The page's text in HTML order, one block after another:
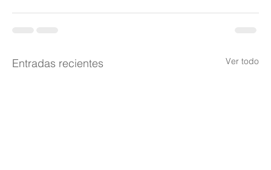
Entradas recientes Ver todo